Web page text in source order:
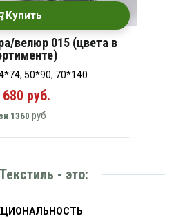
Купить
велюр 015 (цвета в
50*90; 70*140
руб.
1360 руб
- это: